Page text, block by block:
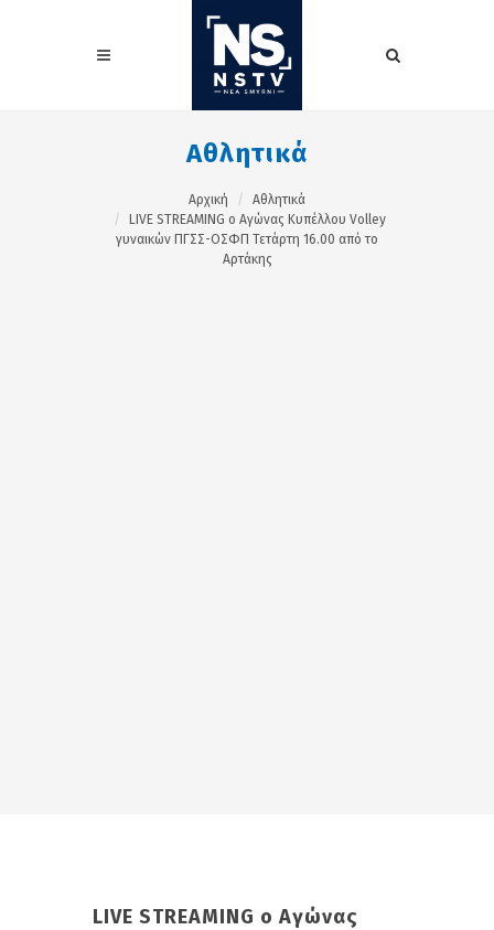
Αθλητικά
Αρχική
Αθλητικά
LIVE STREAMING ο Αγώνας Κυπέλλου Volley
γυναικών ΠΓΣΣ-ΟΣΦΠ Τετάρτη 16.00 από το
Αρτάκης
LIVE STREAMING ο Αγώνας